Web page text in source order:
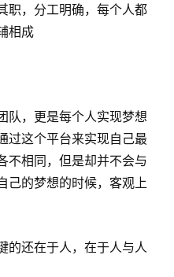
职，分工明确，每个人都
相成
队，更是每个人实现梦想
过这个平台来实现自己最
不相同，但是却并不会与
己的梦想的时候，客观上
的还在于人，在于人与人